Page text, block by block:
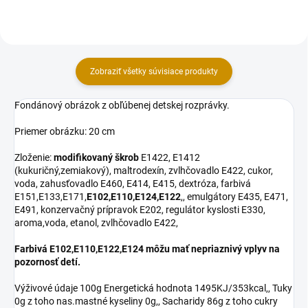
Zobraziť všetky súvisiace produkty
Fondánový obrázok z obľúbenej detskej rozprávky.
Priemer obrázku: 20 cm
Zloženie:modifikovaný škrob E1422, E1412
(kukuričný,zemiakový), maltrodexín, zvlhčovadlo E422, cukor,
voda, zahusťovadlo E460, E414, E415, dextróza, farbivá
E151,E133,E171,E102,E110,E124,E122,, emulgátory E435, E471,
E491, konzervačný prípravok E202, regulátor kyslosti E330,
aroma,voda, etanol, zvlhčovadlo E422,
Farbivá E102,E110,E122,E124 môžu mať nepriaznivý vplyv na
pozornosť detí.
Výživové údaje 100g Energetická hodnota 1495KJ/353kcal,, Tuky
0g z toho nas.mastné kyseliny 0g,, Sacharidy 86g z toho cukry